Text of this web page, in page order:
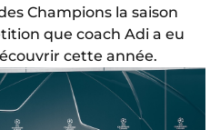
Champions la saison
que coach Adi a eu
cette année.